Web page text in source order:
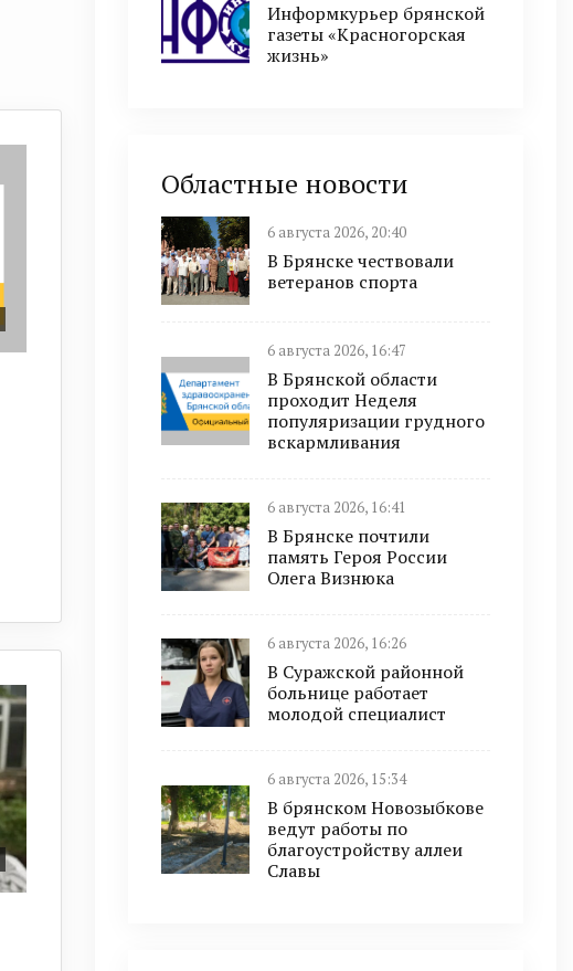
Информкурьер брянской
газеты «Красногорская
жизнь»
Областные новости
6 августа 2026, 20:40
В Брянске чествовали
ветеранов спорта
6 августа 2026, 16:47
В Брянской области
проходит Неделя
популяризации грудного
вскармливания
6 августа 2026, 16:41
В Брянске почтили
память Героя России
Олега Визнюка
6 августа 2026, 16:26
В Суражской районной
больнице работает
молодой специалист
6 августа 2026, 15:34
В брянском Новозыбкове
ведут работы по
благоустройству аллеи
Славы